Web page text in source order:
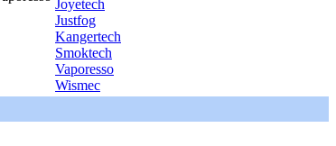
Joyetech
Justfog
Kangertech
Smoktech
Vaporesso
Wismec